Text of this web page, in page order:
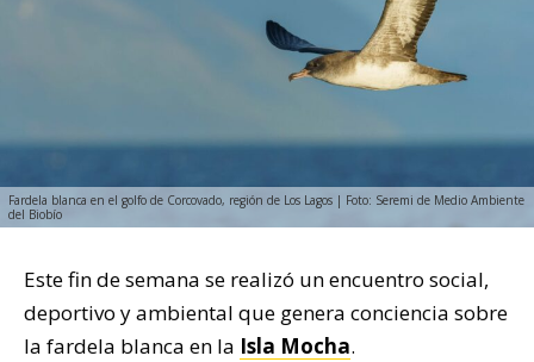
Fardela blanca en el golfo de Corcovado, región de Los Lagos | Foto: Seremi de Medio Ambiente
del Biobío
Este fin de semana se realizó un encuentro social,
deportivo y ambiental que genera conciencia sobre
la fardela blanca en la Isla Mocha.